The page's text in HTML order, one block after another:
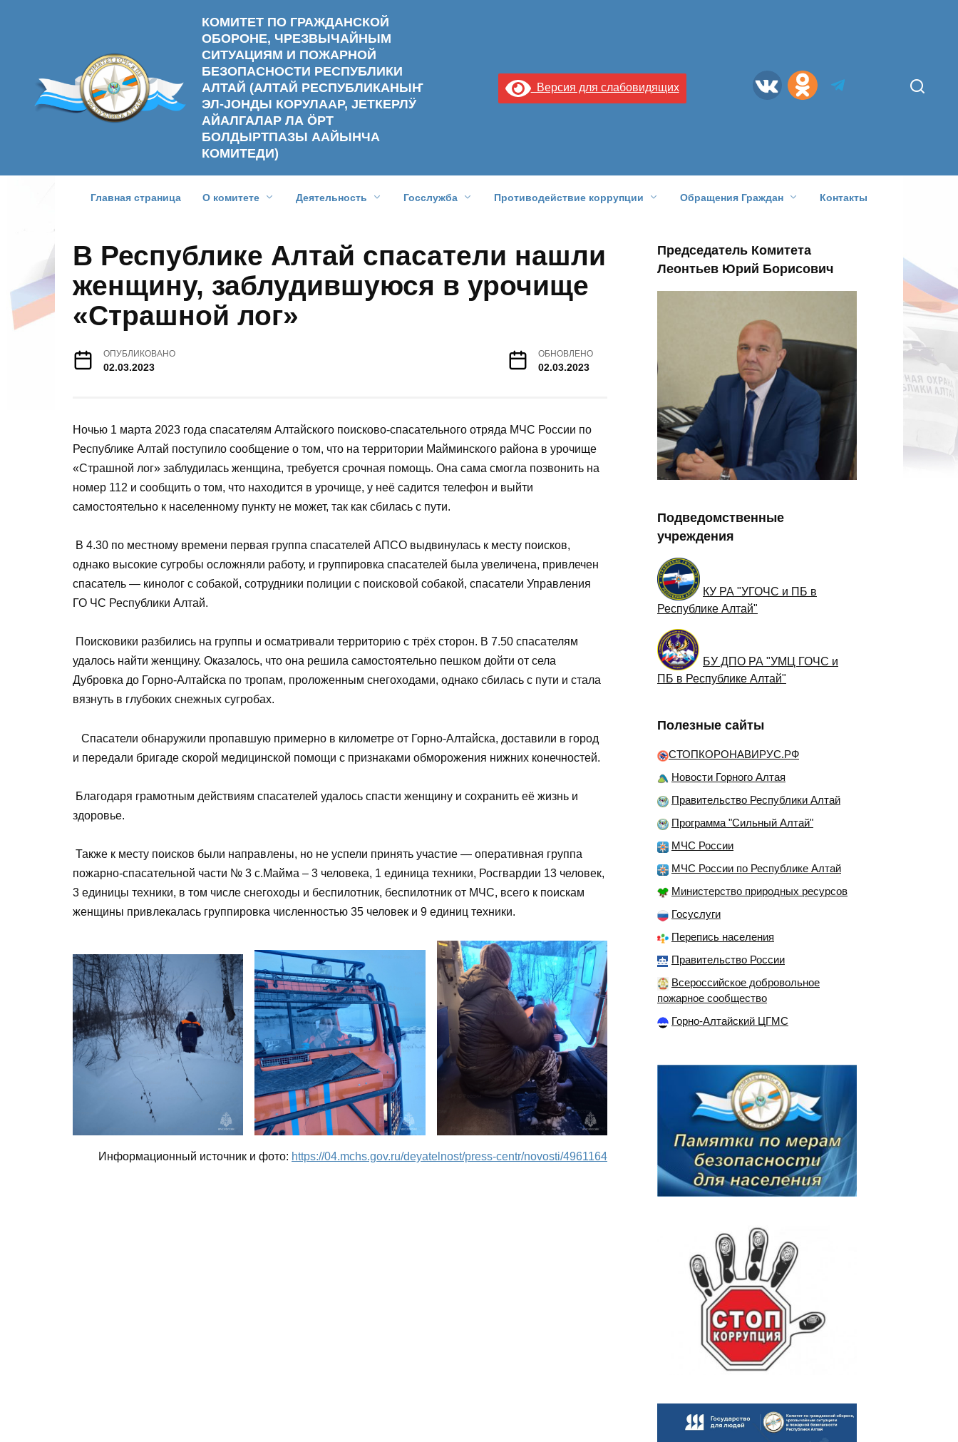
КОМИТЕТ ПО ГРАЖДАНСКОЙ
ОБОРОНЕ, ЧРЕЗВЫЧАЙНЫМ
СИТУАЦИЯМ И ПОЖАРНОЙ
БЕЗОПАСНОСТИ РЕСПУБЛИКИ
АЛТАЙ (АЛТАЙ РЕСПУБЛИКАНЫҤ
ЭЛ-ЈОНДЫ КОРУЛААР, ЈЕТКЕРЛӰ
АЙАЛГАЛАР ЛА ӦРТ
БОЛДЫРТПАЗЫ ААЙЫНЧА
КОМИТЕДИ)
Версия для слабовидящих
Главная страница О комитете Деятельность Госслужба Противодействие коррупции Обращения Граждан Контакты
В Республике Алтай спасатели нашли
женщину, заблудившуюся в урочище
«Страшной лог»
ОПУБЛИКОВАНО
02.03.2023
ОБНОВЛЕНО
02.03.2023
Ночью 1 марта 2023 года спасателям Алтайского поисково-спасательного отряда МЧС России по
Республике Алтай поступило сообщение о том, что на территории Майминского района в урочище
«Страшной лог» заблудилась женщина, требуется срочная помощь. Она сама смогла позвонить на
номер 112 и сообщить о том, что находится в урочище, у неё садится телефон и выйти
самостоятельно к населенному пункту не может, так как сбилась с пути.
В 4.30 по местному времени первая группа спасателей АПСО выдвинулась к месту поисков,
однако высокие сугробы осложняли работу, и группировка спасателей была увеличена, привлечен
спасатель — кинолог с собакой, сотрудники полиции с поисковой собакой, спасатели Управления
ГО ЧС Республики Алтай.
Поисковики разбились на группы и осматривали территорию с трёх сторон. В 7.50 спасателям
удалось найти женщину. Оказалось, что она решила самостоятельно пешком дойти от села
Дубровка до Горно-Алтайска по тропам, проложенным снегоходами, однако сбилась с пути и стала
вязнуть в глубоких снежных сугробах.
Спасатели обнаружили пропавшую примерно в километре от Горно-Алтайска, доставили в город
и передали бригаде скорой медицинской помощи с признаками обморожения нижних конечностей.
Благодаря грамотным действиям спасателей удалось спасти женщину и сохранить её жизнь и
здоровье.
Также к месту поисков были направлены, но не успели принять участие — оперативная группа
пожарно-спасательной части № 3 с.Майма – 3 человека, 1 единица техники, Росгвардии 13 человек,
3 единицы техники, в том числе снегоходы и беспилотник, беспилотник от МЧС, всего к поискам
женщины привлекалась группировка численностью 35 человек и 9 единиц техники.
Информационный источник и фото: https://04.mchs.gov.ru/deyatelnost/press-centr/novosti/4961164
Председатель Комитета
Леонтьев Юрий Борисович
Подведомственные
учреждения
КУ РА "УГОЧС и ПБ в
Республике Алтай"
БУ ДПО РА "УМЦ ГОЧС и
ПБ в Республике Алтай"
Полезные сайты
СТОПКОРОНАВИРУС.РФ
Новости Горного Алтая
Правительство Республики Алтай
Программа "Сильный Алтай"
МЧС России
МЧС России по Республике Алтай
Министерство природных ресурсов
Госуслуги
Перепись населения
Правительство России
Всероссийское добровольное
пожарное сообщество
Горно-Алтайский ЦГМС